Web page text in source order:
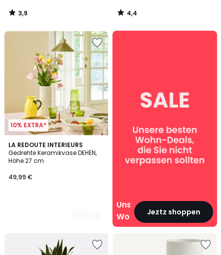
3,9
/
4,4
/
10% EXTRA*
LA REDOUTE INTERIEURS
Gedrehte Keramikvase DEHEN,
Höhe 27 cm
49,99 €
2
Farben
Unsere
Wohn‑DealsJeztz shoppen
Unsere